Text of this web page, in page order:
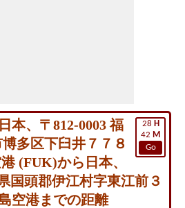
28 H
42 M
Go
本、〒812-0003 福
多区下臼井７７８
(FUK)から日本、
国頭郡伊江村字東江前３
空港までの距離